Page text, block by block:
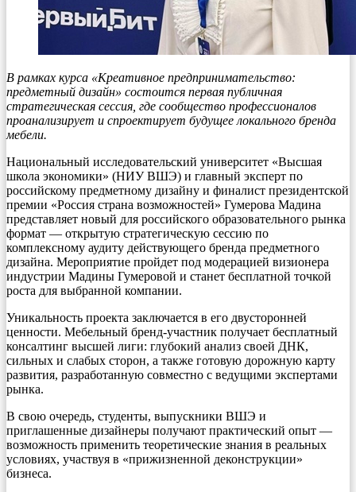
В рамках курса «Креативное предпринимательство:
предметный дизайн» состоится первая публичная
стратегическая сессия, где сообщество профессионалов
проанализирует и спроектирует будущее локального бренда
мебели.
Национальный исследовательский университет «Высшая
школа экономики» (НИУ ВШЭ) и главный эксперт по
российскому предметному дизайну и финалист президентской
премии «Россия страна возможностей» Гумерова Мадина
представляет новый для российского образовательного рынка
формат — открытую стратегическую сессию по
комплексному аудиту действующего бренда предметного
дизайна. Мероприятие пройдет под модерацией визионера
индустрии Мадины Гумеровой и станет бесплатной точкой
роста для выбранной компании.
Уникальность проекта заключается в его двусторонней
ценности. Мебельный бренд-участник получает бесплатный
консалтинг высшей лиги: глубокий анализ своей ДНК,
сильных и слабых сторон, а также готовую дорожную карту
развития, разработанную совместно с ведущими экспертами
рынка.
В свою очередь, студенты, выпускники ВШЭ и
приглашенные дизайнеры получают практический опыт —
возможность применить теоретические знания в реальных
условиях, участвуя в «прижизненной деконструкции»
бизнеса.